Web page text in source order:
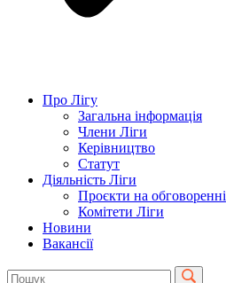
Про Лігу
Загальна інформація
Члени Ліги
Керівництво
Статут
Діяльність Ліги
Проєкти на обговоренні
Комітети Ліги
Новини
Вакансії